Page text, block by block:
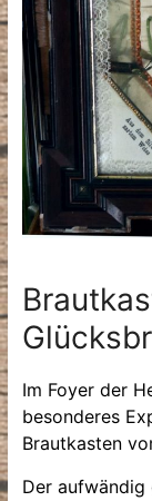
Im Foyer der
besonderes
Brautkasten
Der